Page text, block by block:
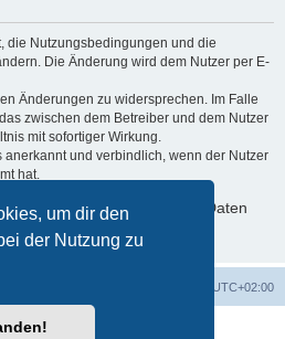
um dir den
der Nutzung zu
die Nutzungsbedingungen und die
Die Änderung wird dem Nutzer per E-
Änderungen zu widersprechen. Im Falle
zwischen dem Betreiber und dem Nutzer
mit sofortiger Wirkung.
anerkannt und verbindlich, wenn der Nutzer
hat.
mit deinen persönlichen Daten
enthalten.
UTC+02:00
Forum Software © phpBB Limited